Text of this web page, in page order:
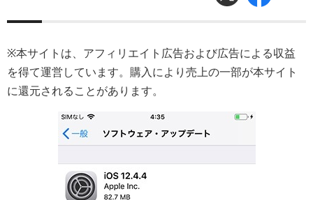
※本サイトは、アフィリエイト広告および広告による収益
を得て運営しています。購入により売上の一部が本サイト
に還元されることがあります。